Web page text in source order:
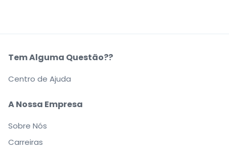
A Nossa Empresa
Sobre Nós
Carreiras
Tem Alguma Questão??
Centro de Ajuda